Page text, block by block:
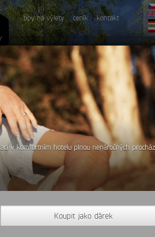
tipy na výlety ceník kontakt
v komfortním hotelu plnou nenáročných
Koupit jako dárek